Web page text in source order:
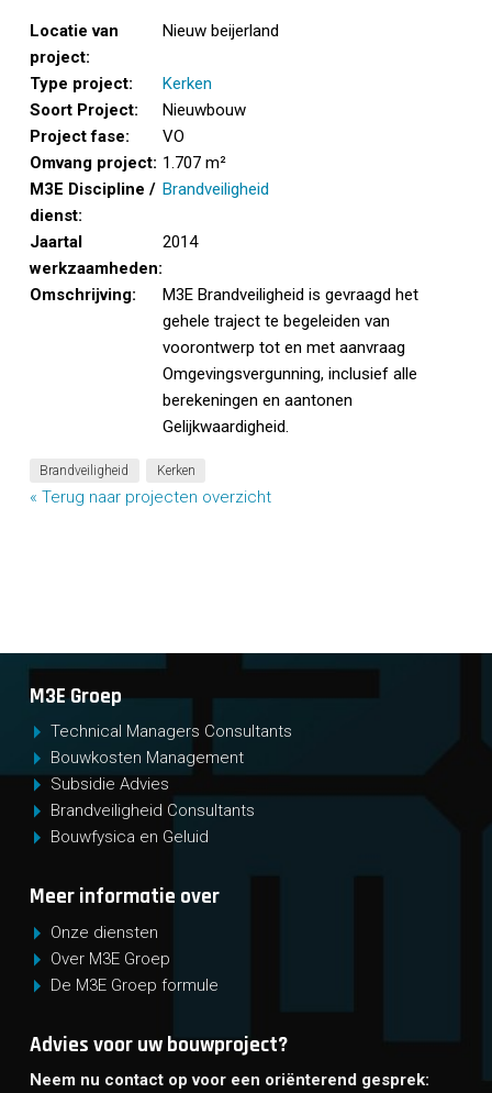
Locatie van
project:
Nieuw beijerland
Type project:
Kerken
Soort Project:
Nieuwbouw
Project fase:
VO
Omvang project: 1.707 m²
M3E Discipline /
dienst:
Brandveiligheid
Jaartal
werkzaamheden:
2014
Omschrijving:
M3E Brandveiligheid is gevraagd het
gehele traject te begeleiden van
voorontwerp tot en met aanvraag
Omgevingsvergunning, inclusief alle
berekeningen en aantonen
Gelijkwaardigheid.
Brandveiligheid Kerken
« Terug naar projecten overzicht
M3E Groep
Technical Managers Consultants
Bouwkosten Management
Subsidie Advies
Brandveiligheid Consultants
Bouwfysica en Geluid
Meer informatie over
Onze diensten
Over M3E Groep
De M3E Groep formule
Advies voor uw bouwproject?
Neem nu contact op voor een oriënterend gesprek: